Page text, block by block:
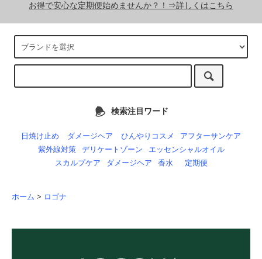
お得で安心な定期便始めませんか？！⇒詳しくはこちら
検索注目ワード
日焼け止め ダメージヘア ひんやりコスメ
アフターサンケア
紫外線対策
デリケートゾーン
エッセンシャルオイル
スカルプケア
ダメージヘア 香水 定期便
ホーム > ロゴナ